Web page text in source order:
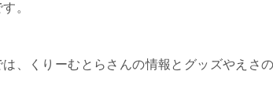
。
は、くりーむとらさんの情報とグッズやえさ